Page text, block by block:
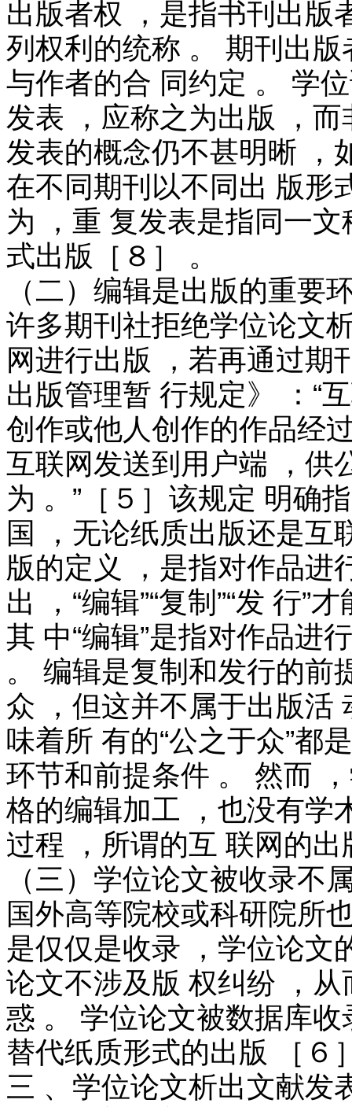
出版者权 ，是指书刊出版
列权利的统称 。 期刊出
与作者的合 同约定 。 学
发表 ，应称之为出版 ，
发表的概念仍不甚明晰 ，
在不同期刊以不同出 版形
为 ，重 复发表是指同一
式出版［８］ 。
（二）编辑是出版的重要
许多期刊社拒绝学位论文
网进行出版 ，若再通过期
出版管理暂 行规定》 ：“
创作或他人创作的作品经
互联网发送到用户端 ，供
为 。”［５］该规定 明确
国 ，无论纸质出版还是互
版的定义 ，是指对作品进
出 ，“编辑”“复制”“发 行
其 中“编辑”是指对作品进
。 编辑是复制和发行的前
众 ，但这并不属于出版活
味着所 有的“公之于众”都
环节和前提条件 。 然而
格的编辑加工 ，也没有学
过程 ，所谓的互 联网的
（三）学位论文被收录不
国外高等院校或科研院所
是仅仅是收录 ，学位论文
论文不涉及版 权纠纷 ，
惑 。 学位论文被数据库
替代纸质形式的出版 ［６
三 、学位论文析出文献发